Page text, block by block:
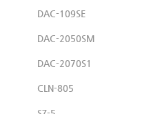
DAC-109SE
DAC-2050SM
DAC-2070S1
CLN-805